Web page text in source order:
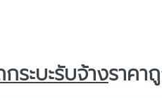
ระบะรับจ้างราคา